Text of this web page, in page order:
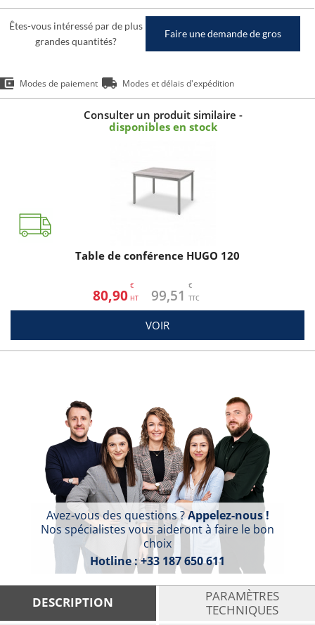
Êtes-vous intéressé par de plus
grandes quantités?
Faire une demande de gros
Modes de paiement Modes et délais d'expédition
Consulter un produit similaire -
disponibles en stock
Table de conférence HUGO 120
80,90
€
HT
99,51
€
VOIR
Avez-vous des questions ?Appelez-nous !
Nos spécialistes vous aideront à faire le bon
choix
Hotline :+33 187 650 611
DESCRIPTION
PARAMÈTRES
TECHNIQUES